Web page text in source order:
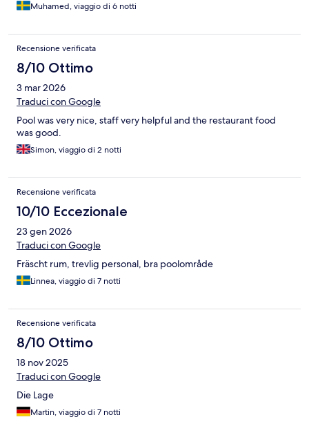
Muhamed, viaggio di 6 notti
Recensione verificata
8/10 Ottimo
3 mar 2026
Traduci con Google
Pool was very nice, staff very helpful and the restaurant food
was good.
Simon, viaggio di 2 notti
Recensione verificata
10/10 Eccezionale
23 gen 2026
Traduci con Google
Fräscht rum, trevlig personal, bra poolområde
Linnea, viaggio di 7 notti
Recensione verificata
8/10 Ottimo
18 nov 2025
Traduci con Google
Die Lage
Martin, viaggio di 7 notti